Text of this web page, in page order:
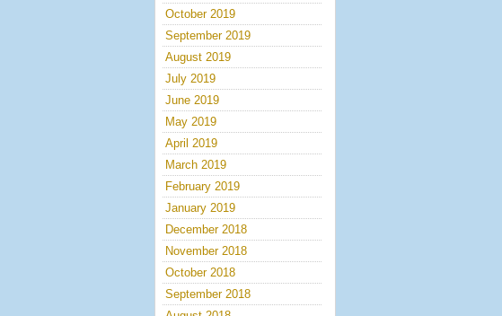
October 2019
September 2019
August 2019
July 2019
June 2019
May 2019
April 2019
March 2019
February 2019
January 2019
December 2018
November 2018
October 2018
September 2018